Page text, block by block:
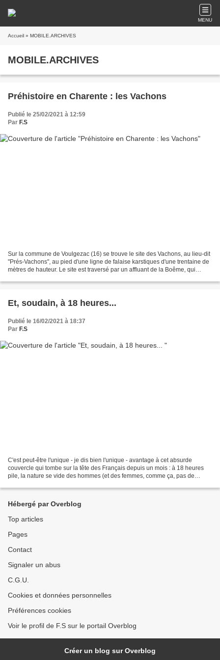
MENU
Accueil » MOBILE.ARCHIVES
MOBILE.ARCHIVES
Préhistoire en Charente : les Vachons
Publié le 25/02/2021 à 12:59
Par F.S
Sur la commune de Voulgezac (16) se trouve le site des Vachons, au lieu-dit
"Prés-Vachons", au pied d'une ligne de falaise karstiques d'une trentaine de
mètres de hauteur. Le site est traversé par un affluant de la Boême, qui
Et, soudain, à 18 heures...
Publié le 16/02/2021 à 18:37
Par F.S
C'est peut-être l'unique - je dis bien l'unique - avantage à cet absurde
couvercle qui tombe sur la tête des Français depuis un mois : à 18 heures
pile, la nature se vide des hommes (et des femmes, comme ça, pas de
Hébergé par Overblog
Top articles
Pages
Contact
Signaler un abus
C.G.U.
Cookies et données personnelles
Préférences cookies
Voir le profil de F.S sur le portail Overblog
Créer un blog sur Overblog